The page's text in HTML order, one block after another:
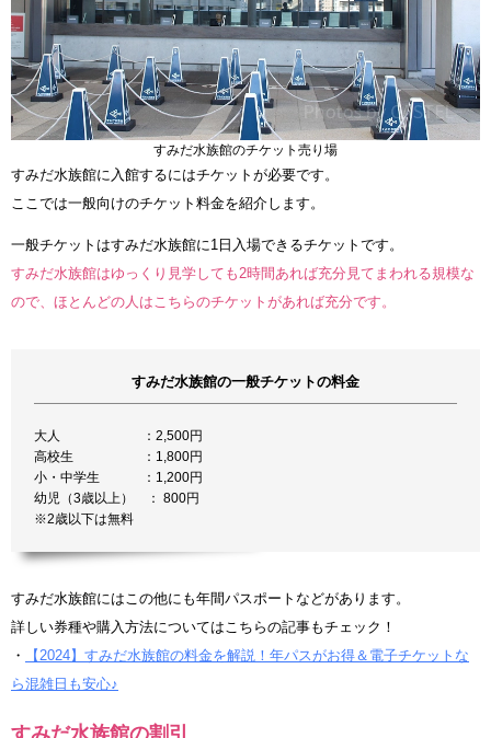
すみだ水族館のチケット売り場
すみだ水族館に入館するにはチケットが必要です。
ここでは一般向けのチケット料金を紹介します。
一般チケットはすみだ水族館に1日入場できるチケットです。
すみだ水族館はゆっくり見学しても2時間あれば充分見てまわれる規模な
ので、ほとんどの人はこちらのチケットがあれば充分です。
すみだ水族館の一般チケットの料金
大人 ：2,500円
高校生 ：1,800円
小・中学生 ：1,200円
幼児（3歳以上） ： 800円
※2歳以下は無料
すみだ水族館にはこの他にも年間パスポートなどがあります。
詳しい券種や購入方法についてはこちらの記事もチェック！
・
【2024】すみだ水族館の料金を解説！年パスがお得＆電子チケットな
ら混雑日も安心♪
すみだ水族館の割引